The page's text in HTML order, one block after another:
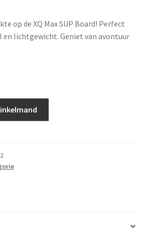
op de XQ Max SUP Board! Perfect
lichtgewicht. Geniet van avontuur